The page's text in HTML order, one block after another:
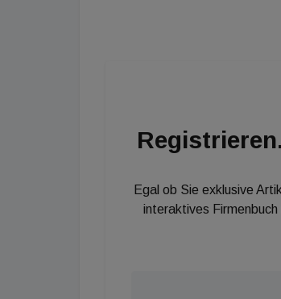
Egal ob Sie exklusive
interaktives